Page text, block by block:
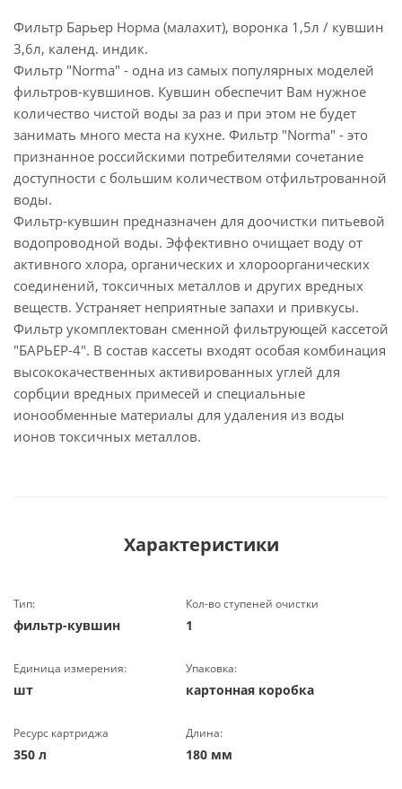
Фильтр Барьер Норма (малахит), воронка 1,5л / кувшин
3,6л, календ. индик.
Фильтр "Norma" - одна из самых популярных моделей
фильтров-кувшинов. Кувшин обеспечит Вам нужное
количество чистой воды за раз и при этом не будет
занимать много места на кухне. Фильтр "Norma" - это
признанное российскими потребителями сочетание
доступности с большим количеством отфильтрованной
воды.
Фильтр-кувшин предназначен для доочистки питьевой
водопроводной воды. Эффективно очищает воду от
активного хлора, органических и хлороорганических
соединений, токсичных металлов и других вредных
веществ. Устраняет неприятные запахи и привкусы.
Фильтр укомплектован сменной фильтрующей кассетой
"БАРЬЕР-4". В состав кассеты входят особая комбинация
высококачественных активированных углей для
сорбции вредных примесей и специальные
ионообменные материалы для удаления из воды
ионов токсичных металлов.
Характеристики
Тип:
фильтр-кувшин
Кол-во ступеней очистки
1
Единица измерения:
шт
Упаковка:
картонная коробка
Ресурс картриджа
350 л
Длина:
180 мм